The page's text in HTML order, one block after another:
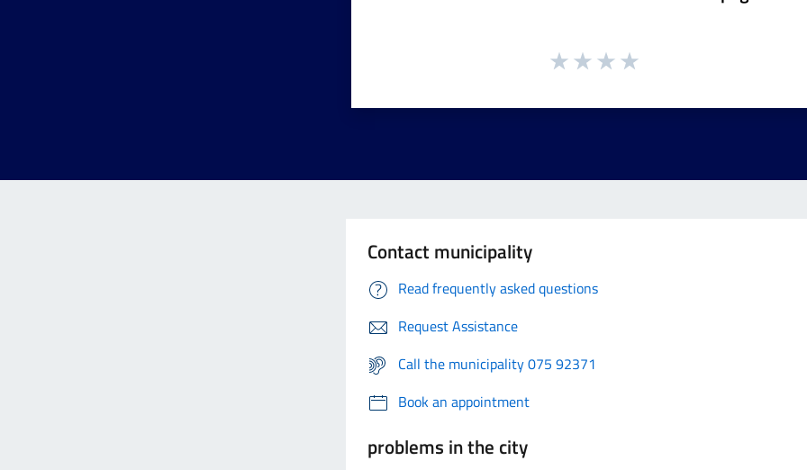
Contact municipality
Read frequently asked questions
Request Assistance
Call the municipality 075 92371
Book an appointment
problems in the city